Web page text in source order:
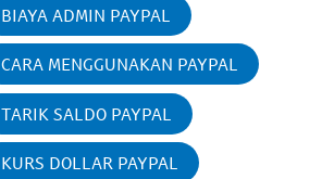
BIAYA ADMIN PAYPAL
CARA MENGGUNAKAN PAYPAL
TARIK SALDO PAYPAL
KURS DOLLAR PAYPAL